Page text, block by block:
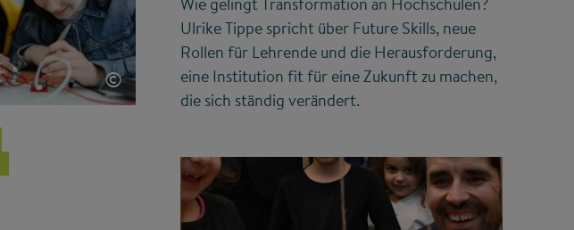
Ulrike Tippe spricht über Future Skills, neue
Rollen für Lehrende und die Herausforderung,
eine Institution fit für eine Zukunft zu machen,
die sich ständig verändert.
©